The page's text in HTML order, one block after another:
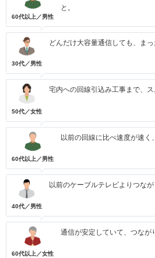
60代以上／男性
と。
30代／男性
どんだけ大容量通信しても、ま
50代／女性
宅内への回線引込み工事まで、ス
60代以上／男性
以前の回線に比べ速度が速く
40代／男性
以前のケーブルテレビよりつなが
60代以上／女性
通信が安定していて、つなが